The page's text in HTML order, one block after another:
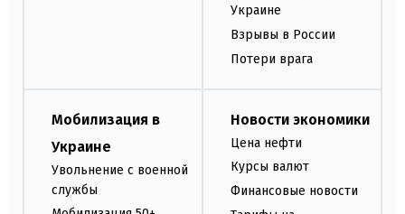
Украине
Взрывы в России
Потери врага
Мобилизация в
Украине
Увольнение с военной
службы
Новости экономики
Цена нефти
Курсы валют
Финансовые новости